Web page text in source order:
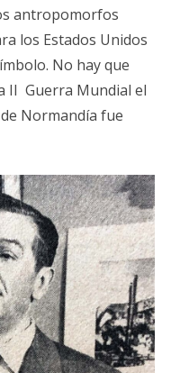
antropomorfos
los Estados Unidos
No hay que
II Guerra Mundial el
Normandía fue